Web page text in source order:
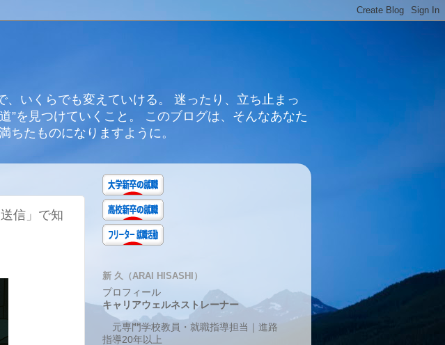
いくらでも変えていける。 迷ったり、立ち止まっ
”を見つけていくこと。 このブログは、そんなあなた
ちたものになりますように。
信」で知
新 久（ARAI HISASHI）
プロフィール
キャリアウェルネストレーナー
元専門学校教員・就職指導担当｜進路
指導20年以上